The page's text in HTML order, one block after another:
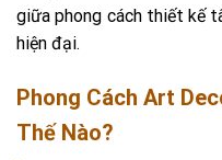
giữa phong cách thiết kế
hiện đại.
Phong Cách Art
Thế Nào?